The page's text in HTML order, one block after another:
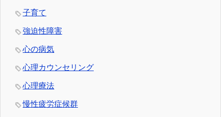
子育て
強迫性障害
心の病気
心理カウンセリング
心理療法
慢性疲労症候群